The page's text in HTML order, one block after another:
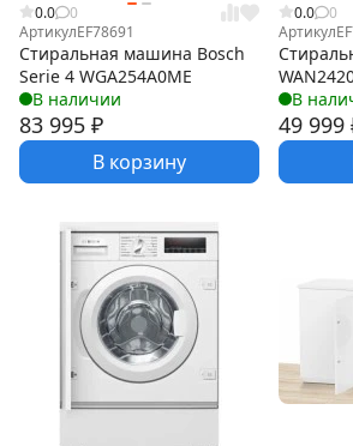
0.0
0
АртикулEF78691
Стиральная машина Bosch
Serie 4 WGA254A0ME
В наличии
83 995 ₽
В корзину
0.0
0
Артикул
В
49 999